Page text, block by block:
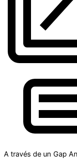
A través de un Gap